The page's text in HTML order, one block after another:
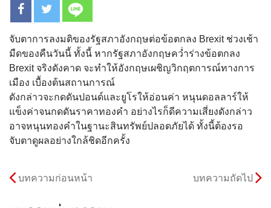
จับตาการลงมติของรัฐสภาอังกฤษต่อข้อตกลง Brexit ช่วงเช้า
มืดของคืนวันนี้ ทั้งนี้ หากรัฐสภาอังกฤษควํ่าร่างข้อตกลง
Brexit จริงดังคาด จะทําให้อังกฤษเผชิญวิกฤตการณ์ทางการ
เมือง เบื้องต้นสถานการณ์
ดังกล่าวจะกดดันปอนด์และยูโรให้อ่อนค่า หนุนดอลลาร์ให้
แข็งค่าจนกดดันราคาทองคํา อย่างไรก็ดีความเสี่ยงดังกล่าว
อาจหนุนทองคําในฐานะสินทรัพย์ปลอดภัยได้ ทั้งนี้ต้องรอ
จับตาดูผลอย่างใกล้ชิดอีกครั้ง
บทความก่อนหน้า บทความถัดไป